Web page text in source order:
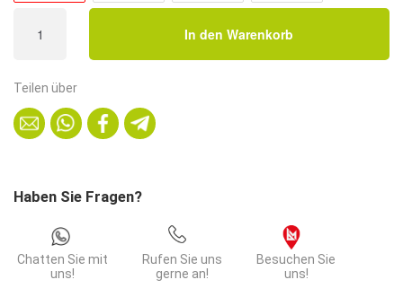
50x50
Stahlgestell
|
Dunkle
In den Warenkorb
Teilen über
Haben Sie Fragen?
Chatten Sie mit
uns!
Rufen Sie uns
gerne an!
Besuchen Sie
uns!